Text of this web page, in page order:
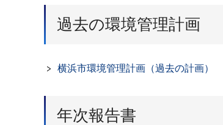
過去の環境管理計画
横浜市環境管理計画（過去の計画）
年次報告書